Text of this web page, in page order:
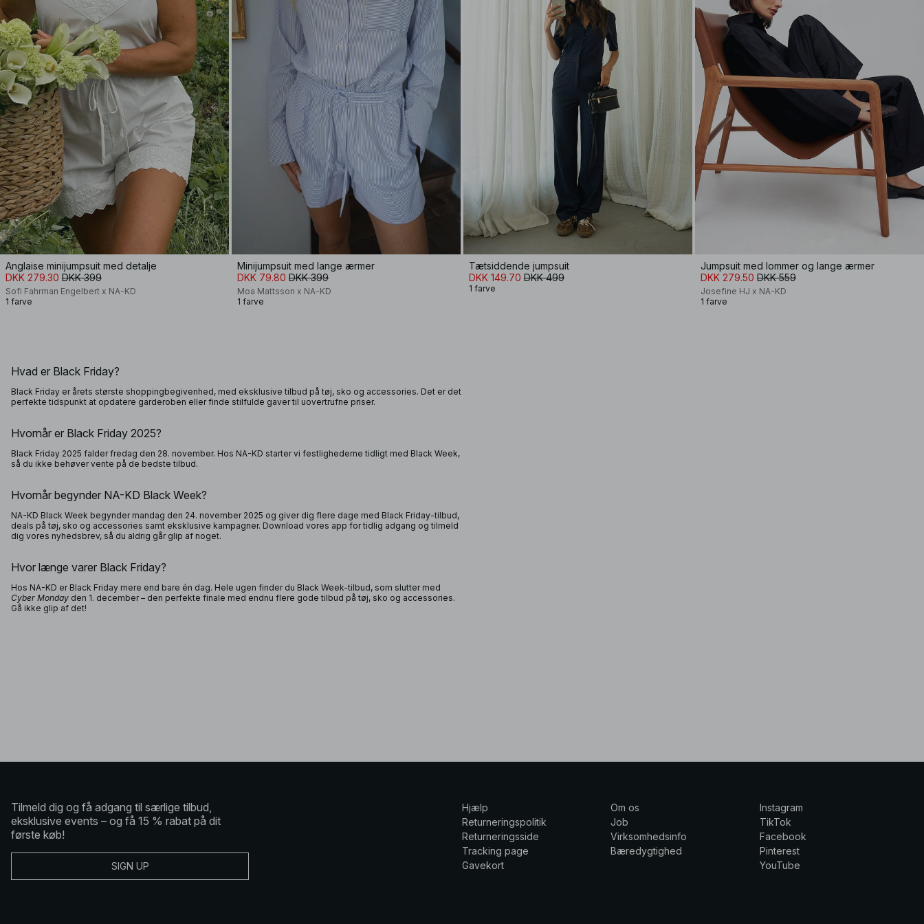
Anglaise minijumpsuit med detalje
DKK 279.30 DKK 399
Sofi Fahrman Engelbert x NA-KD
1 farve
Minijumpsuit med lange ærmer
DKK 79.80 DKK 399
Moa Mattsson x NA-KD
1 farve
Tætsiddende jumpsuit
DKK 149.70 DKK 499
1 farve
Jumpsuit med lommer og lange ærmer
DKK 279.50 DKK 559
Josefine HJ x NA-KD
1 farve
Hvad er Black Friday?
Black Friday er årets største shoppingbegivenhed, med eksklusive tilbud på tøj, sko og accessories. Det er det
perfekte tidspunkt at opdatere garderoben eller finde stilfulde gaver til uovertrufne priser.
Hvornår er Black Friday 2025?
Black Friday 2025 falder fredag den 28. november. Hos NA-KD starter vi festlighederne tidligt med Black Week,
så du ikke behøver vente på de bedste tilbud.
Hvornår begynder NA-KD Black Week?
NA-KD Black Week begynder mandag den 24. november 2025 og giver dig flere dage med Black Friday-tilbud,
deals på tøj, sko og accessories samt eksklusive kampagner. Download vores app for tidlig adgang og tilmeld
dig vores nyhedsbrev, så du aldrig går glip af noget.
Hvor længe varer Black Friday?
Hos NA-KD er Black Friday mere end bare én dag. Hele ugen finder du Black Week-tilbud, som slutter med
Cyber Monday den 1. december – den perfekte finale med endnu flere gode tilbud på tøj, sko og accessories.
Gå ikke glip af det!
Tilmeld dig og få adgang til særlige tilbud,
eksklusive events – og få 15 % rabat på dit
første køb!
SIGN UP
Hjælp
Returneringspolitik
Returneringsside
Tracking page
Gavekort
Om os
Job
Virksomhedsinfo
Bæredygtighed
Instagram
TikTok
Facebook
Pinterest
YouTube